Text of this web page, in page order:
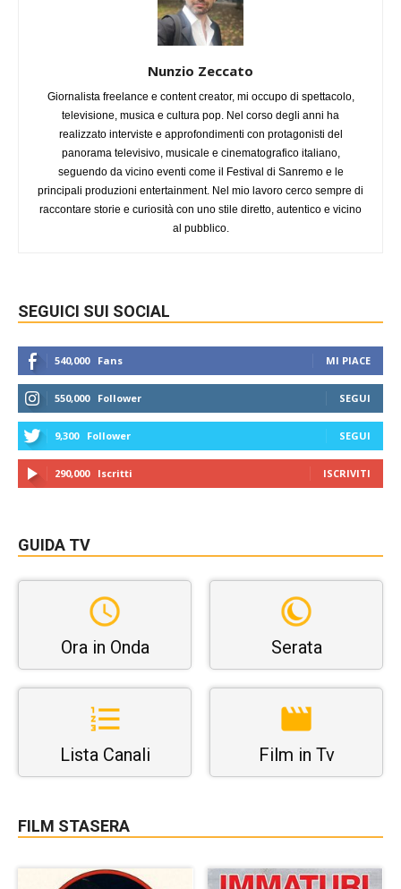
Nunzio Zeccato
Giornalista freelance e content creator, mi occupo di spettacolo,
televisione, musica e cultura pop. Nel corso degli anni ha
realizzato interviste e approfondimenti con protagonisti del
panorama televisivo, musicale e cinematografico italiano,
seguendo da vicino eventi come il Festival di Sanremo e le
principali produzioni entertainment. Nel mio lavoro cerco sempre di
raccontare storie e curiosità con uno stile diretto, autentico e vicino
al pubblico.
SEGUICI SUI SOCIAL
540,000 Fans MI PIACE
550,000 Follower SEGUI
9,300 Follower SEGUI
290,000 Iscritti ISCRIVITI
GUIDA TV
Ora in Onda Serata
Lista Canali Film in Tv
FILM STASERA